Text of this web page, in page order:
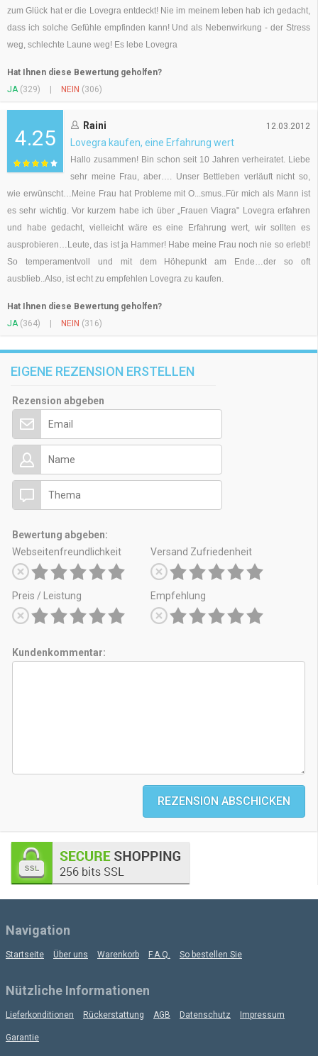
zum Glück hat er die Lovegra entdeckt! Nie im meinem leben hab ich gedacht,
dass ich solche Gefühle empfinden kann! Und als Nebenwirkung - der Stress
weg, schlechte Laune weg! Es lebe Lovegra
Hat Ihnen diese Bewertung geholfen?
JA (329) NEIN (306)
4.25
Raini
Lovegra kaufen, eine Erfahrung wert
12.03.2012
Hallo zusammen! Bin schon seit 10 Jahren verheiratet. Liebe
sehr meine Frau, aber…. Unser Bettleben verläuft nicht so,
wie erwünscht…Meine Frau hat Probleme mit O...smus..Für mich als Mann ist
es sehr wichtig. Vor kurzem habe ich über „Frauen Viagra" Lovegra erfahren
und habe gedacht, vielleicht wäre es eine Erfahrung wert, wir sollten es
ausprobieren…Leute, das ist ja Hammer! Habe meine Frau noch nie so erlebt!
So temperamentvoll und mit dem Höhepunkt am Ende…der so oft
ausblieb..Also, ist echt zu empfehlen Lovegra zu kaufen.
Hat Ihnen diese Bewertung geholfen?
JA (364) NEIN (316)
EIGENE REZENSION ERSTELLEN
Rezension abgeben
Bewertung abgeben:
Webseitenfreundlichkeit
Versand Zufriedenheit
Preis / Leistung Empfehlung
Kundenkommentar:
REZENSION ABSCHICKEN
Navigation
Startseite Über uns Warenkorb F.A.Q. So bestellen Sie
Nützliche Informationen
Lieferkonditionen Rückerstattung AGB Datenschutz Impressum
Garantie